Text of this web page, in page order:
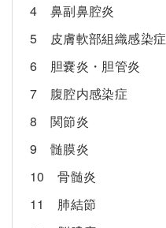
4 鼻副鼻腔炎
5 皮膚軟部組織感染症
6 胆嚢炎・胆管炎
7 腹腔内感染症
8 関節炎
9 髄膜炎
10 骨髄炎
11 肺結節